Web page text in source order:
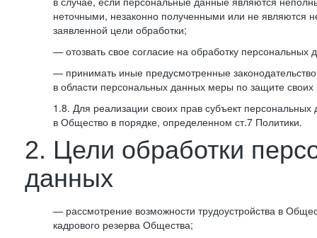
неточными, незаконно полученными или не являются
заявленной цели обработки;
— отозвать свое согласие на обработку персональных
— принимать иные предусмотренные
в области персональных данных меры по защите своих
1.8. Для реализации своих прав субъект
в Общество в порядке, определенном ст.7 Политики.
2. Цели обработки
данных
— рассмотрение возможности трудоустройства в
кадрового резерва Общества;